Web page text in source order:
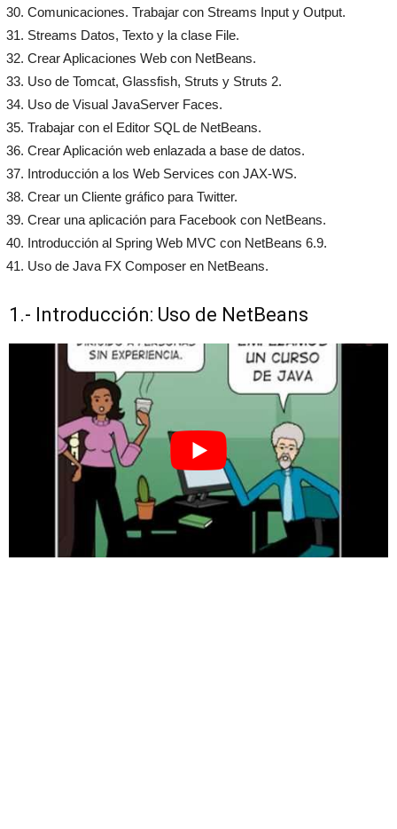
Comunicaciones. Trabajar con Streams Input y Output.
Streams Datos, Texto y la clase File.
Crear Aplicaciones Web con NetBeans.
Uso de Tomcat, Glassfish, Struts y Struts 2.
Uso de Visual JavaServer Faces.
Trabajar con el Editor SQL de NetBeans.
Crear Aplicación web enlazada a base de datos.
Introducción a los Web Services con JAX-WS.
Crear un Cliente gráfico para Twitter.
Crear una aplicación para Facebook con NetBeans.
Introducción al Spring Web MVC con NetBeans 6.9.
Uso de Java FX Composer en NetBeans.
1.- Introducción: Uso de NetBeans